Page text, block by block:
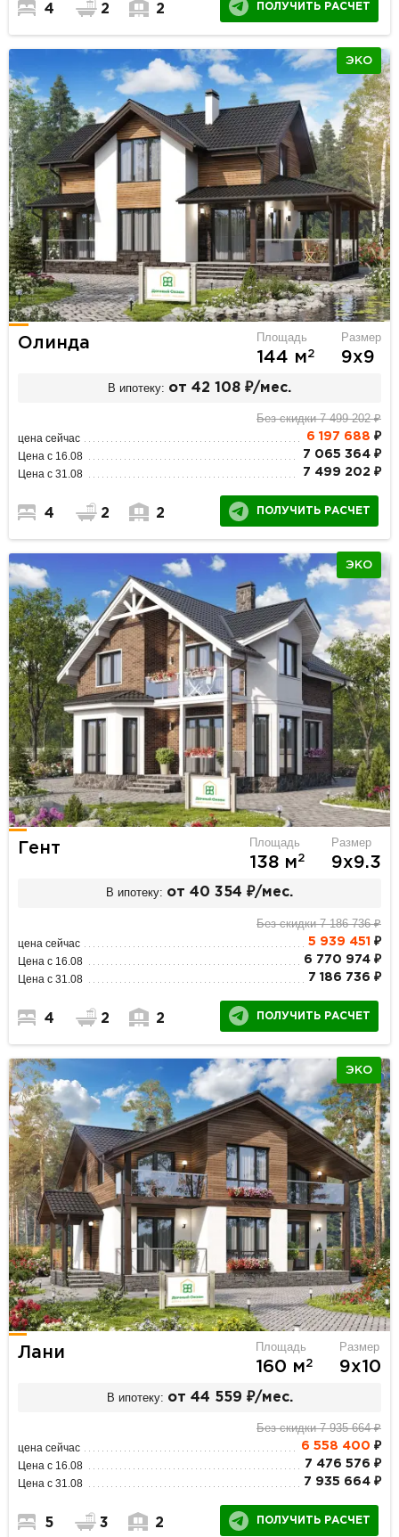
4 2 2 ПОЛУЧИТЬ РАСЧЕТ
ЭКО
Олинда Площадь
144 м2
Размер
9х9
В ипотеку: от 42 108 ₽/мес.
Без скидки 7 499 202 ₽
цена сейчас 6 197 688 ₽
Цена с 16.08 7 065 364 ₽
Цена с 31.08 7 499 202 ₽
4 2 2 ПОЛУЧИТЬ РАСЧЕТ
ЭКО
Гент Площадь
138 м2
Размер
9х9.3
В ипотеку: от 40 354 ₽/мес.
Без скидки 7 186 736 ₽
цена сейчас 5 939 451 ₽
Цена с 16.08 6 770 974 ₽
Цена с 31.08 7 186 736 ₽
4 2 2 ПОЛУЧИТЬ РАСЧЕТ
ЭКО
Лани Площадь
160 м2
Размер
9х10
В ипотеку: от 44 559 ₽/мес.
Без скидки 7 935 664 ₽
цена сейчас 6 558 400 ₽
Цена с 16.08 7 476 576 ₽
Цена с 31.08 7 935 664 ₽
5 3 2 ПОЛУЧИТЬ РАСЧЕТ